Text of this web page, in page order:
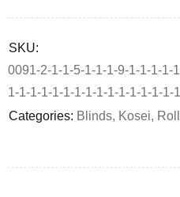
SKU:
0091-2-1-1-5-1-1-1-9-1-1-1-1-
1-1-1-1-1-1-1-1-1-1-1-1-1-1-1-1
Categories: Blinds, Kosei,